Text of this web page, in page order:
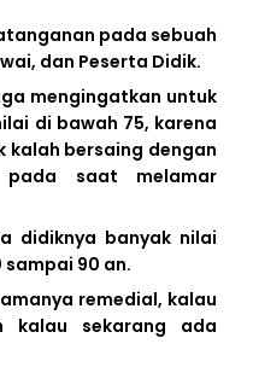
pada sebuah
dan Peserta Didik.
mengingatkan untuk
di bawah 75, karena
bersaing dengan
saat melamar
didiknya banyak nilai
90 an.
remedial, kalau
sekarang ada